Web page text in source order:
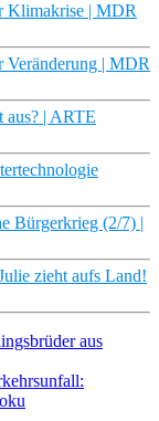
Klimakrise | MDR
Veränderung | MDR
aus? | ARTE
Bürgerkrieg (2/7) |
zieht aufs Land!
aus